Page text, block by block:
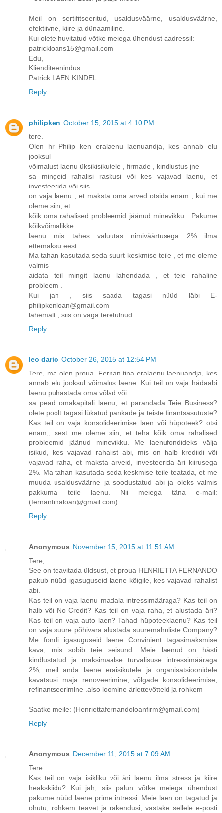
Meil on sertifitseeritud, usaldusväärne, usaldusväärne,
efektiivne, kiire ja dünaamiline.
Kui olete huvitatud võtke meiega ühendust aadressil:
patrickloans15@gmail.com
Edu,
Klienditeenindus.
Patrick LAEN KINDEL.
Reply
philipken October 15, 2015 at 4:10 PM
tere.
Olen hr Philip ken eralaenu laenuandja, kes annab elu
jooksul
võimalust laenu üksikisikutele , firmade , kindlustus jne
sa mingeid rahalisi raskusi või kes vajavad laenu, et
investeerida või siis
on vaja laenu , et maksta oma arved otsida enam , kui me
oleme siin, et
kõik oma rahalised probleemid jäänud minevikku . Pakume
kõikvõimalikke
laenu mis tahes valuutas nimiväärtusega 2% ilma
ettemaksu eest .
Ma tahan kasutada seda suurt keskmise teile , et me oleme
valmis
aidata teil mingit laenu lahendada , et teie rahaline
probleem .
Kui jah , siis saada tagasi nüüd läbi E-
philipkenloan@gmail.com
lähemalt , siis on väga teretulnud ...
Reply
leo dario October 26, 2015 at 12:54 PM
Tere, ma olen proua. Fernan tina eralaenu laenuandja, kes
annab elu jooksul võimalus laene. Kui teil on vaja hädaabi
laenu puhastada oma võlad või
sa pead omakapitali laenu, et parandada Teie Business?
olete poolt tagasi lükatud pankade ja teiste finantsasutuste?
Kas teil on vaja konsolideerimise laen või hüpoteek? otsi
enam,, sest me oleme siin, et teha kõik oma rahalised
probleemid jäänud minevikku. Me laenufondideks välja
isikud, kes vajavad rahalist abi, mis on halb krediidi või
vajavad raha, et maksta arveid, investeerida äri kiirusega
2%. Ma tahan kasutada seda keskmise teile teatada, et me
muuda usaldusväärne ja soodustatud abi ja oleks valmis
pakkuma teile laenu. Nii meiega täna e-mail:
(fernantinaloan@gmail.com)
Reply
Anonymous November 15, 2015 at 11:51 AM
Tere,
See on teavitada üldsust, et proua HENRIETTA FERNANDO
pakub nüüd igasuguseid laene kõigile, kes vajavad rahalist
abi.
Kas teil on vaja laenu madala intressimääraga? Kas teil on
halb või No Credit? Kas teil on vaja raha, et alustada äri?
Kas teil on vaja auto laen? Tahad hüpoteeklaenu? Kas teil
on vaja suure põhivara alustada suuremahuliste Company?
Me fondi igasuguseid laene Convinient tagasimaksmise
kava, mis sobib teie seisund. Meie laenud on hästi
kindlustatud ja maksimaalse turvalisuse intressimääraga
2%, meil anda laene eraisikutele ja organisatsioonidele
kavatsusi maja renoveerimine, võlgade konsolideerimise,
refinantseerimine .also loomine äriettevõtteid ja rohkem
Saatke meile: (Henriettafernandoloanfirm@gmail.com)
Reply
Anonymous December 11, 2015 at 7:09 AM
Tere.
Kas teil on vaja isikliku või äri laenu ilma stress ja kiire
heakskiidu? Kui jah, siis palun võtke meiega ühendust
pakume nüüd laene prime intressi. Meie laen on tagatud ja
ohutu, rohkem teavet ja rakendusi, vastake sellele e-posti